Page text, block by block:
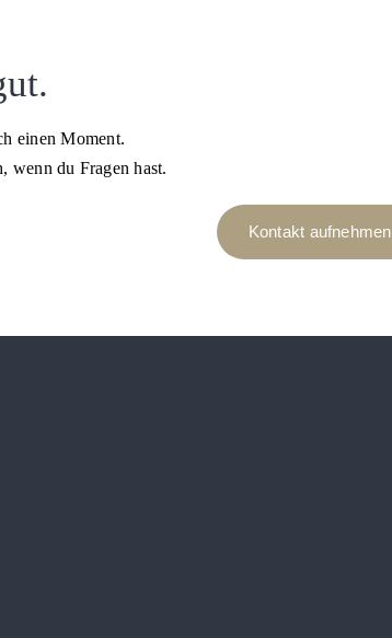
einen Moment.
wenn du Fragen hast.
Kontakt aufnehmen